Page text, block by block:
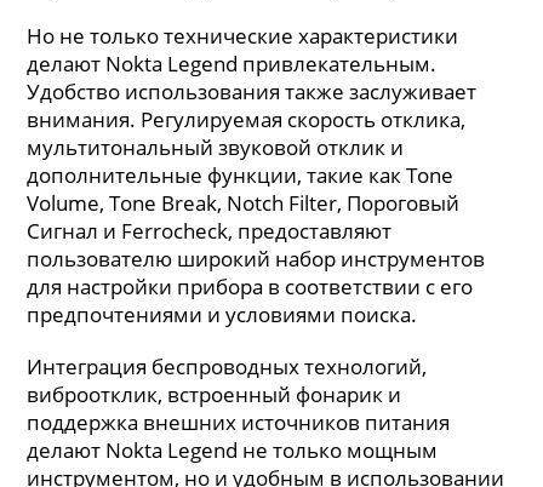
Но не только технические характеристики
делают Nokta Legend привлекательным.
Удобство использования также заслуживает
внимания. Регулируемая скорость отклика,
мультитональный звуковой отклик и
дополнительные функции, такие как Tone
Volume, Tone Break, Notch Filter, Пороговый
Сигнал и Ferrocheck, предоставляют
пользователю широкий набор инструментов
для настройки прибора в соответствии с его
предпочтениями и условиями поиска.
Интеграция беспроводных технологий,
виброотклик, встроенный фонарик и
поддержка внешних источников питания
делают Nokta Legend не только мощным
инструментом, но и удобным в использовании